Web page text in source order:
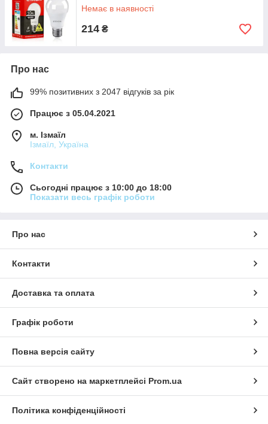
Немає в наявності
214 ₴
Про нас
99% позитивних з 2047 відгуків за рік
Працює з 05.04.2021
м. Ізмаїл
Ізмаїл, Україна
Контакти
Сьогодні працює з 10:00 до 18:00
Показати весь графік роботи
Про нас
Контакти
Доставка та оплата
Графік роботи
Повна версія сайту
Сайт створено на маркетплейсі Prom.ua
Політика конфіденційності